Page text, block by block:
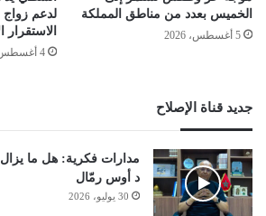
الخميس بعدد من مناطق المملكة
5 أغسطس، 2026
لدعم
الاستقرار
4 أغسطس، 2026
جديد قناة الإصلاح
مدارات فكرية: هل ما يزال
د أوس رمّال
30 يوليو، 2026